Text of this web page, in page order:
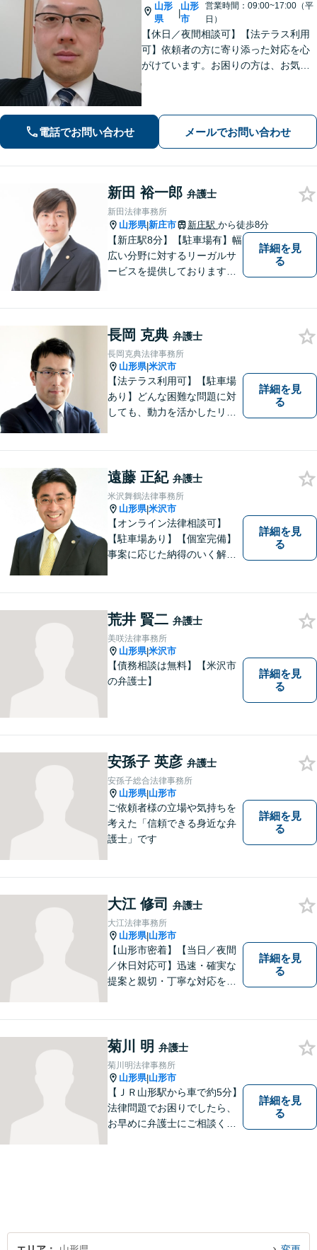
山形
県
|
山形
市
営業時間：09:00~17:00（平
日）
【休日／夜間相談可】【法テラス利用
可】依頼者の方に寄り添った対応を心
がけています。お困りの方は、お気軽
電話でお問い合わせ メールでお問い合わせ
新田 裕一郎 弁護士
新田法律事務所
山形県|新庄市 新庄駅 から徒歩8分
【新庄駅8分】【駐車場有】幅
広い分野に対するリーガルサ
ービスを提供しております。
を常に意識し、依頼者のお悩
み解決に全力を注ぎます。ま
ずは、お気軽にご相談くださ
い。
詳細を見
る
長岡 克典 弁護士
長岡克典法律事務所
山形県|米沢市
【法テラス利用可】【駐車場
あり】どんな困難な問題に対
しても、動力を活かしたリー
るよう努力することで早期解
決を目指します。 お気軽にご
相談ください。
詳細を見
る
遠藤 正紀 弁護士
米沢舞鶴法律事務所
山形県|米沢市
【オンライン法律相談可】
【駐車場あり】【個室完備】
事案に応じた納得のいく解決
詳細を見
る
荒井 賢二 弁護士
美咲法律事務所
山形県|米沢市
【債務相談は無料】【米沢市
の弁護士】
詳細を見
る
安孫子 英彦 弁護士
安孫子総合法律事務所
山形県|山形市
ご依頼者様の立場や気持ちを
考えた「信頼できる身近な弁
護士」です
詳細を見
る
大江 修司 弁護士
大江法律事務所
山形県|山形市
【山形市密着】【当日／夜間
／休日対応可】迅速・確実な
提案と親切・丁寧な対応をい
可】不安や問題について法的
リスクを説明し、見通しを立
て、より良い解決に導くお手
伝いをいたします。
詳細を見
る
菊川 明 弁護士
菊川明法律事務所
山形県|山形市
【ＪＲ山形駅から車で約5分】
法律問題でお困りでしたら、
お早めに弁護士にご相談くだ
詳細を見
る